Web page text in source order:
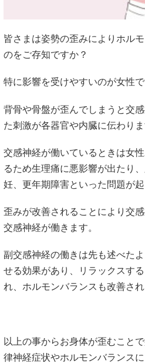
皆さまは姿勢の歪みによりホル
のをご存知ですか？
特に影響を受けやすいのが女性で
背骨や骨盤が歪んでしまうと交
た刺激が各器官や内臓に伝わりま
交感神経が働いているときは女
るため生理痛に悪影響が出たり
妊、更年期障害といった問題が起
歪みが改善されることにより交
交感神経が働きます。
副交感神経の働きは先も述べた
せる効果があり、リラックスす
れ、ホルモンバランスも改善され
以上の事からお身体が歪むこと
律神経症状やホルモンバランス